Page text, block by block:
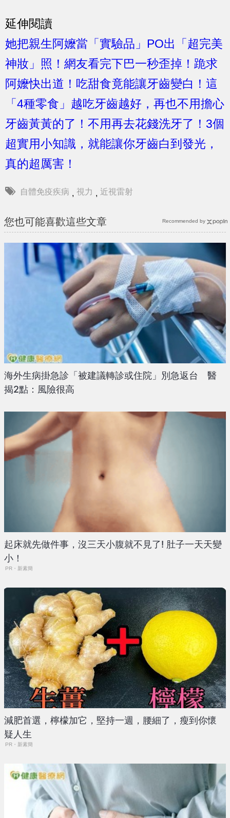
延伸閱讀
她把親生阿嬤當「實驗品」PO出「超完美
神妝」照！網友看完下巴一秒歪掉！跪求
阿嬤快出道！ 吃甜食竟能讓牙齒變白！這
「4種零食」越吃牙齒越好，再也不用擔心
牙齒黃黃的了！ 不用再去花錢洗牙了！3個
超實用小知識，就能讓你牙齒白到發光，
真的超厲害！
自體免疫疾病 視力 近視雷射
您也可能喜歡這些文章
海外生病掛急診「被建議轉診或住院」別急返台 醫
揭2點：風險很高
起床就先做件事，沒三天小腹就不見了! 肚子一天天變
小！
PR・新素簡
減肥首選，檸檬加它，堅持一週，腰細了，瘦到你懷
疑人生
PR・新素簡
Recommended by